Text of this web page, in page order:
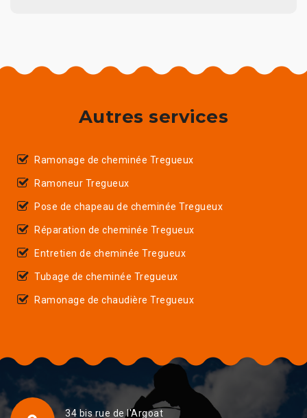
Autres services
Ramonage de cheminée Tregueux
Ramoneur Tregueux
Pose de chapeau de cheminée Tregueux
Réparation de cheminée Tregueux
Entretien de cheminée Tregueux
Tubage de cheminée Tregueux
Ramonage de chaudière Tregueux
34 bis rue de l'Argoat